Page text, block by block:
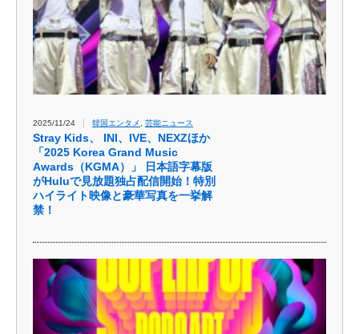
2025/11/24 韓国エンタメ 芸能ニュース
Stray Kids、 INI、IVE、NEXZほか
「2025 Korea Grand Music
Awards（KGMA）」 日本語字幕版
がHuluで見放題独占配信開始！特別
ハイライト映像と豪華写真を一挙解
禁！